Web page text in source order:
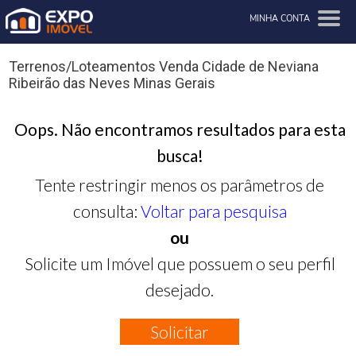
MINHA CONTA
Terrenos/Loteamentos Venda Cidade de Neviana
Ribeirão das Neves Minas Gerais
Oops. Não encontramos resultados para esta
busca!
Tente restringir menos os parâmetros de
consulta: Voltar para pesquisa
ou
Solicite um Imóvel que possuem o seu perfil
desejado.
Solicitar